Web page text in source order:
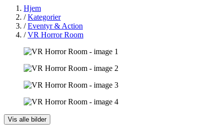
Hjem
/Kategorier
/Eventyr & Action
/VR Horror Room
Vis alle bilder